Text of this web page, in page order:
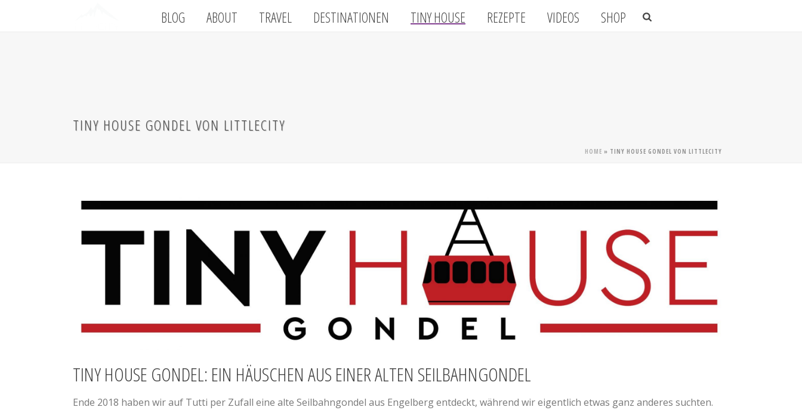
BLOG ABOUT TRAVEL DESTINATIONEN TINY HOUSE REZEPTE VIDEOS SHOP
TINY HOUSE GONDEL VON LITTLECITY
HOME » TINY HOUSE GONDEL VON LITTLECITY
TINY HOUSE GONDEL: EIN HÄUSCHEN AUS EINER ALTEN SEILBAHNGONDEL
Ende 2018 haben wir auf Tutti per Zufall eine alte Seilbahngondel aus Engelberg entdeckt, während wir eigentlich etwas ganz anderes suchten.